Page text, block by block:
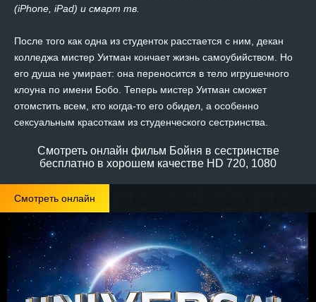
(iPhone, iPad) и смарт тв.
После того как одна из студенток расстается с ним, декан
колледжа мистер Уитман кончает жизнь самоубийством. Но
его душа не умирает: она переносится в тело игрушечного
клоуна по имени Бобо. Теперь мистер Уитман сможет
отомстить всем, кто когда-то его обидел, а особенно
сексуальным красоткам из студенческого сестринства.
Смотреть онлайн фильм Бойня в сестринстве
бесплатно в хорошем качестве HD 720, 1080
Смотреть онлайн